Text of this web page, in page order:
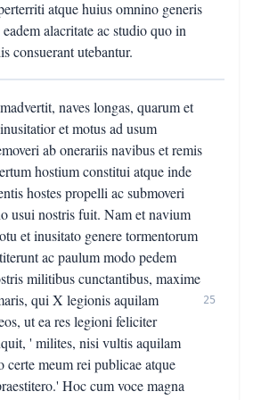
atque huius omnino generis
alacritate ac studio quo in
consuerant utebantur.
naves longas, quarum et
et motus ad usum
ab onerariis navibus et remis
hostium constitui atque inde
hostes propelli ac submoveri
usui nostris fuit. Nam et navium
et inusitato genere tormentorum
ac paulum modo pedem
militibus cunctantibus, maxime
qui X legionis aquilam
ut ea res legioni feliciter
' milites, nisi vultis aquilam
certe meum rei publicae atque
Hoc cum voce magna
25